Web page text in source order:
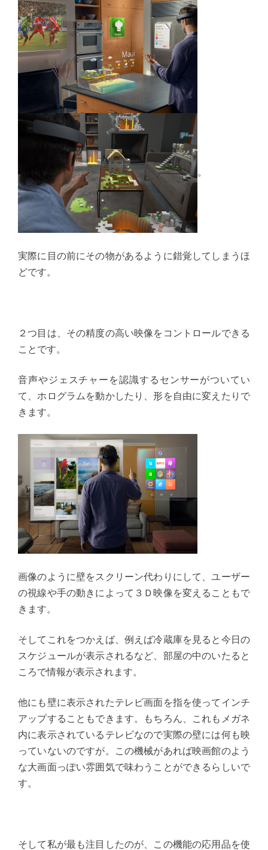
。
実際に目の前にその物があるように錯覚してしまうほ
どです。
２つ目は、その精度の高い映像をコントロールできる
ことです。
音声やジェスチャーを認識するセンサーがついてい
て、ホログラムを動かしたり、形を自由に変えたりで
きます。
画像のように壁をスクリーン代わりにして、ユーザー
の視線や手の動きによって３Ｄ映像を変えることもで
きます。
そしてこれをつかえば、例えば冷蔵庫を見ると今日の
スケジュールが表示されるなど、部屋の中のいたると
ころで情報が表示されます。
他にも壁に表示されたテレビ画面を指を使ってインチ
アップすることもできます。もちろん、これもメガネ
内に表示されているテレビなので実際の壁には何も映
っていないのですが。この機械があれば映画館のよう
な大画面っぽい雰囲気で味わうことができるらしいで
す。
そして私が最も注目したのが、この機能の応用品を使